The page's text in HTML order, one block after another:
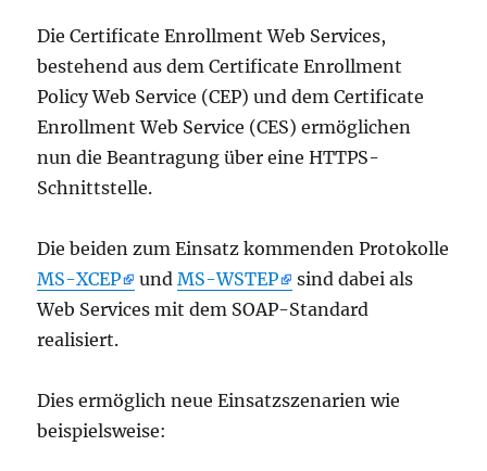
Die Certificate Enrollment Web Services,
bestehend aus dem Certificate Enrollment
Policy Web Service (CEP) und dem Certificate
Enrollment Web Service (CES) ermöglichen
nun die Beantragung über eine HTTPS-
Schnittstelle.
Die beiden zum Einsatz kommenden Protokolle
MS-XCEP
undMS-WSTEP
sind dabei als
Web Services mit dem SOAP-Standard
realisiert.
Dies ermöglich neue Einsatzszenarien wie
beispielsweise: